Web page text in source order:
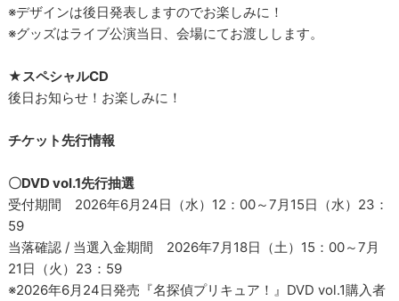
※デザインは後日発表しますのでお楽しみに！
※グッズはライブ公演当日、会場にてお渡しします。
★スペシャルCD
後日お知らせ！お楽しみに！
チケット先行情報
〇DVD vol.1先行抽選
受付期間 2026年6月24日（水）12：00～7月15日（水）23：
59
当落確認 / 当選入金期間 2026年7月18日（土）15：00～7月
21日（火）23：59
※2026年6月24日発売『名探偵プリキュア！』DVD vol.1購入者